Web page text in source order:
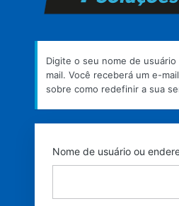
Digite o seu nome de
mail. Você receberá um e-
sobre como redefinir a sua
Nome de usuário ou